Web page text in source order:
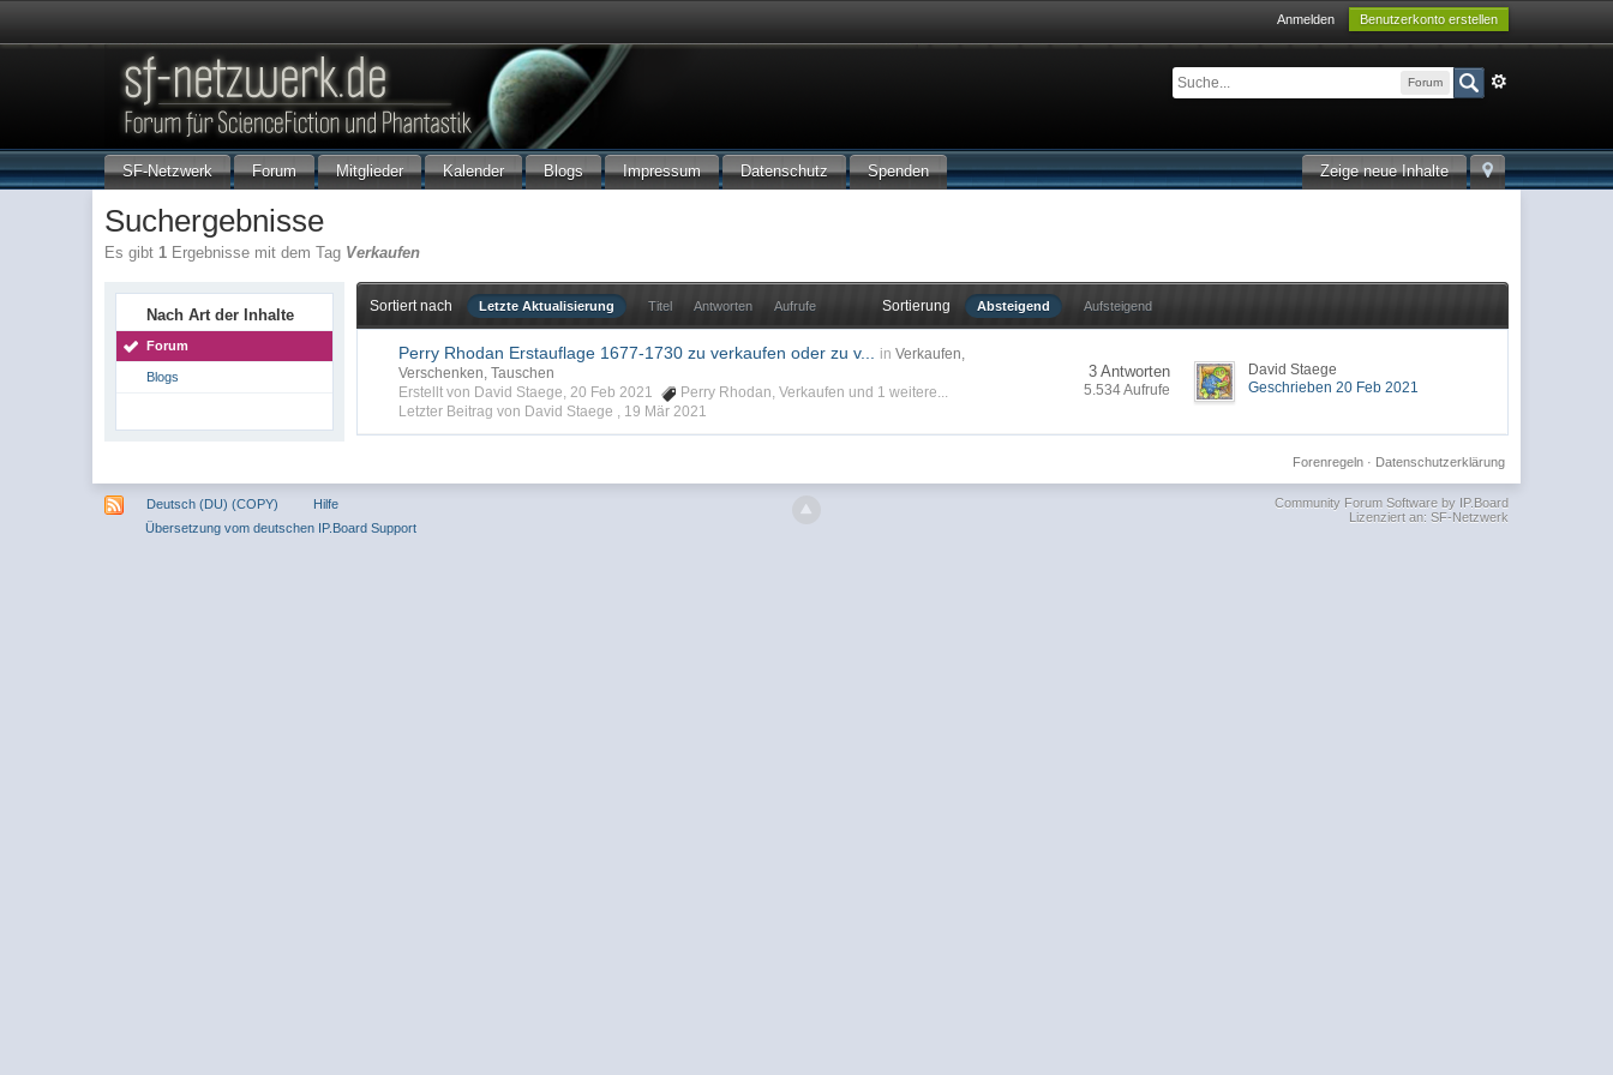
Anmelden Benutzerkonto erstellen
Forum
Zeige neue Inhalte
SF-Netzwerk Forum Mitglieder Kalender Blogs Impressum Datenschutz Spenden
Suchergebnisse
Es gibt1 Ergebnisse mit dem Tag Verkaufen
Nach Art der Inhalte
Forum
Blogs
Sortiert nach Letzte Aktualisierung Titel Antworten Aufrufe Sortierung Absteigend Aufsteigend
Perry Rhodan Erstauflage 1677-1730 zu verkaufen oder zu v... in Verkaufen,
Verschenken, Tauschen
Erstellt von David Staege, 20 Feb 2021
Perry Rhodan,Verkaufen und 1 weitere...
Letzter Beitrag von David Staege , 19 Mär 2021
3 Antworten
5.534 Aufrufe
David Staege
Geschrieben 20 Feb 2021
Datenschutzerklärung
Forenregeln·
Deutsch (DU) (COPY)
Hilfe
Übersetzung vom deutschen IP.Board Support
Community Forum Software by IP.Board
Lizenziert an: SF-Netzwerk